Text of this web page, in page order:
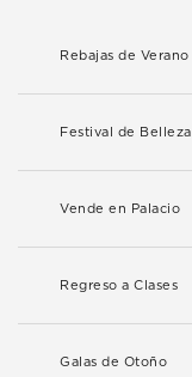
Rebajas de Verano
Festival de Belleza
Vende en Palacio
Regreso a Clases
Galas de Otoño